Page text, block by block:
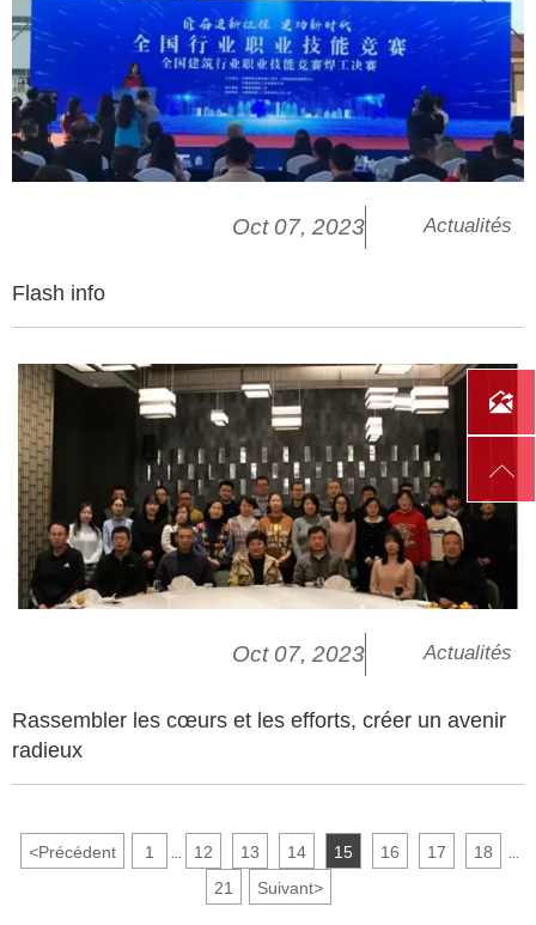
Oct 07, 2023 Actualités
Flash info
Oct 07, 2023 Actualités
Rassembler les cœurs et les efforts, créer un avenir
radieux
<Précédent 1 12 13 14 15 16 17 18
21 Suivant>

